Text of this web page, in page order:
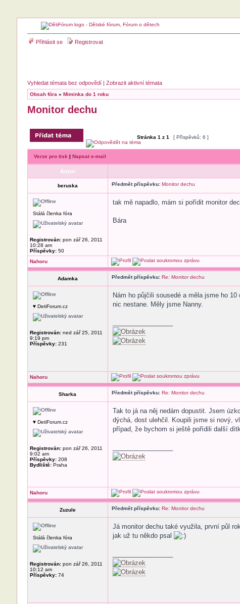
Přihlásit se Registrovat
Vyhledat témata bez odpovědí| Zobrazit aktivní témata
Obsah fóra » Miminka do 1 roku
Monitor dechu
Stránka 1 z 1 [ Příspěvků: 6 ]
Verze pro tisk | Napsat e-mail
Autor
beruska Předmět příspěvku: Monitor dechu
Stálá členka fóra
Registrován:pon zář 26, 2011
10:28 am
Příspěvky:50
tak mě napadlo, mám si pořídit monitor
Bára
Nahoru
Adamka Předmět příspěvku: Re: Monitor dechu
♥ DetiForum.cz
Registrován:ned zář 25, 2011
9:19 pm
Příspěvky:231
Nám ho půjčili sousedé a měla jsme ho
nic nestane. Měly jsme Nanny.
Nahoru
Sharka Předmět příspěvku: Re: Monitor dechu
♥ DetiForum.cz
Registrován:pon zář 26, 2011
9:02 am
Příspěvky:208
Bydliště:Praha
Tak to já na něj nedám dopustit. Jsem
dýchá, dost ulehčil. Koupili jsme si nový,
případ, že bychom si ještě pořídili další
Nahoru
Zuzule Předmět příspěvku: Re: Monitor dechu
Stálá členka fóra
Registrován:pon zář 26, 2011
10:12 am
Příspěvky:74
Já monitor dechu také využila, první půl
jak už tu někdo psal